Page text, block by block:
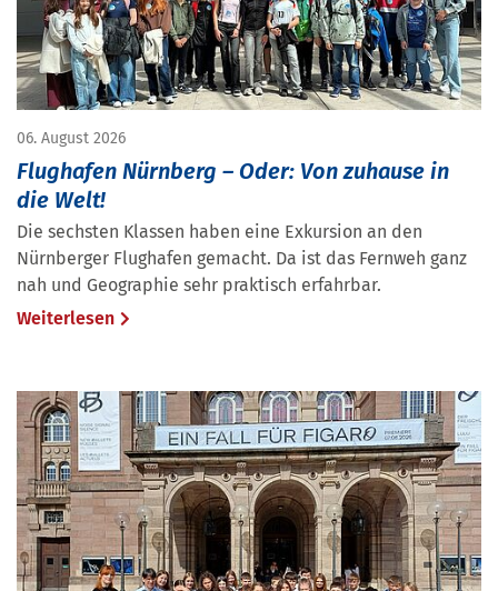
06. August 2026
Flughafen Nürnberg – Oder: Von zuhause in
die Welt!
Die sechsten Klassen haben eine Exkursion an den
Nürnberger Flughafen gemacht. Da ist das Fernweh ganz
nah und Geographie sehr praktisch erfahrbar.
Weiterlesen